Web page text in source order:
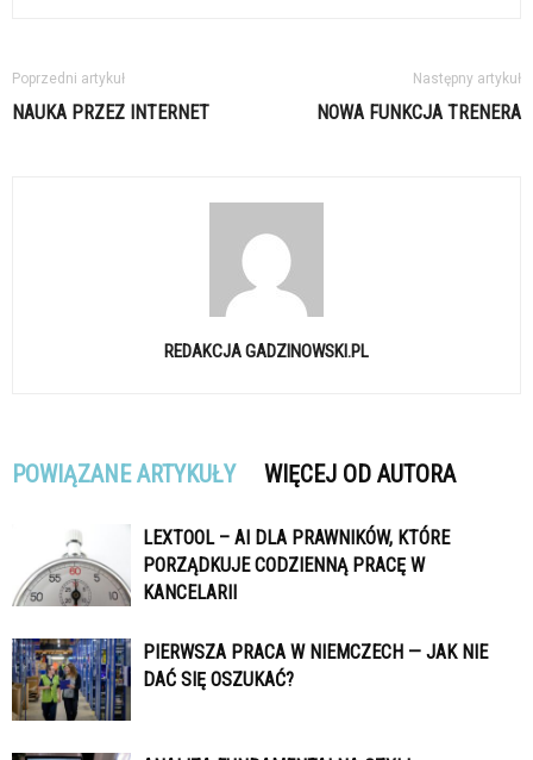
Poprzedni artykuł
NAUKA PRZEZ INTERNET
Następny artykuł
NOWA FUNKCJA TRENERA
REDAKCJA GADZINOWSKI.PL
POWIĄZANE ARTYKUŁY WIĘCEJ OD AUTORA
LEXTOOL – AI DLA PRAWNIKÓW, KTÓRE
PORZĄDKUJE CODZIENNĄ PRACĘ W
KANCELARII
PIERWSZA PRACA W NIEMCZECH — JAK NIE
DAĆ SIĘ OSZUKAĆ?